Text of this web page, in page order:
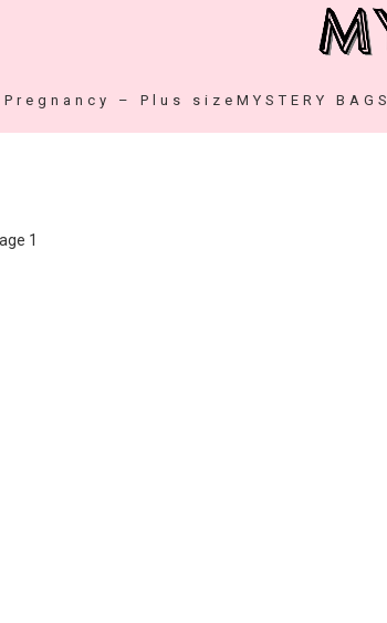
Pregnancy – Plus size MYSTERY BAGS